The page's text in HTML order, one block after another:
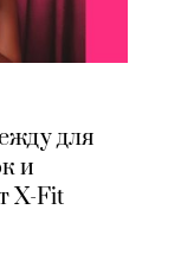
для
и
X-Fit